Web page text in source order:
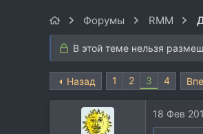
р
т
м
ы
а
а
а
л
Форумы RMM
В этой теме нельзя
Назад 1 2 3 4
18 Фев